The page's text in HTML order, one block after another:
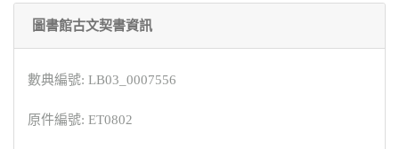
圖書館古文契書資訊
數典編號: LB03_0007556
原件編號: ET0802